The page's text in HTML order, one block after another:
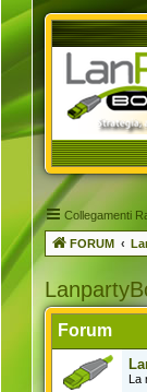
Collegamenti
FORUM
Forum
La